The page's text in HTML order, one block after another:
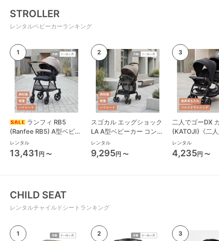
STROLLER
レンタルベビーカーランキング
ランフィ RB5
(Ranfee RB5) A型ベビー
カー ピジョン(pigeon)
レンタル
13,431 円 〜
スゴカル エッグショック
LA A型ベビーカー コンビ
(Combi)
レンタル
9,295円 〜
二人でゴーDX
(KATOJI)《二
人乗り/双子用
レンタル
4,235円 〜
CHILD SEAT
レンタルチャイルドシートランキング